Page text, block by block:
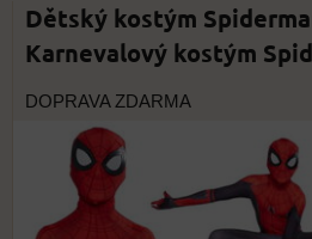
Dětský kostým
Karnevalový kostým
DOPRAVA ZDARMA